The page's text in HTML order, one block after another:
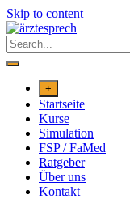
Skip to content
+
Startseite
Kurse
Simulation
FSP / FaMed
Ratgeber
Über uns
Kontakt